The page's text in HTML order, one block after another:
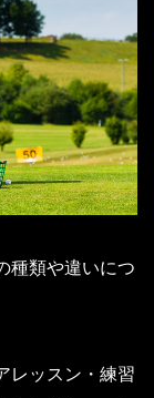
種類や違いにつ
レッスン・練習